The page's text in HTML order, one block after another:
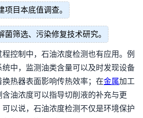
项目本底值调查。
菌筛选、污染修复技术研究。
控制中，石油浓度检测也有应用。例
中，监测油类含量可以及时发现设备
热器表面影响传热效率；在金属加工
油浓度可以指导切削液的补充与更
以说，石油浓度检测不仅是环境保护